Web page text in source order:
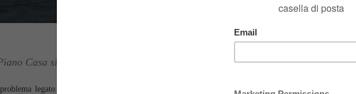
Casa si trascina, con liti e veleni da circa un anno...
legato all'edificazione, visto dai detrattori come portatore di cubatura gratis, il Piano Casa in